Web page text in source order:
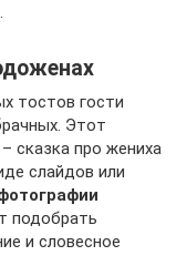
тостов гости
Этот
сказка про жениха
слайдов или
подобрать
и словесное